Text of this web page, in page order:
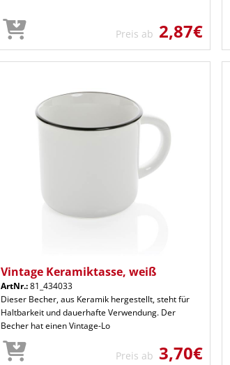
Preis ab 2,87€
Vintage Keramiktasse, weiß
ArtNr.:81_434033
Dieser Becher, aus Keramik hergestellt, steht für
Haltbarkeit und dauerhafte Verwendung. Der
Becher hat einen Vintage-Lo
Preis ab 3,70€